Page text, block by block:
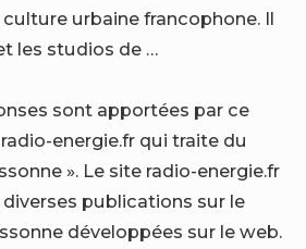
urbaine francophone. Il
les studios de …
sont apportées par ce
energie.fr qui traite du
». Le site radio-energie.fr
publications sur le
développées sur le web.